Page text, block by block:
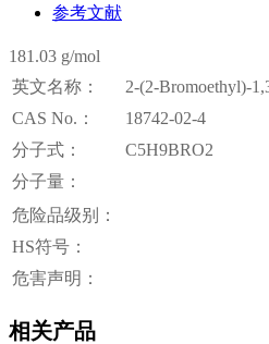
参考文献
181.03 g/mol
英文名称：
2-(2-Bromoethyl)-
CAS No.：
18742-02-4
分子式：
C5H9BRO2
分子量：
危险品级别：
HS符号：
危害声明：
相关产品